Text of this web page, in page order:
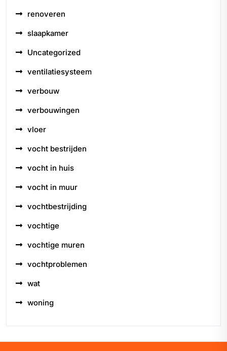
renoveren
slaapkamer
Uncategorized
ventilatiesysteem
verbouw
verbouwingen
vloer
vocht bestrijden
vocht in huis
vocht in muur
vochtbestrijding
vochtige
vochtige muren
vochtproblemen
wat
woning